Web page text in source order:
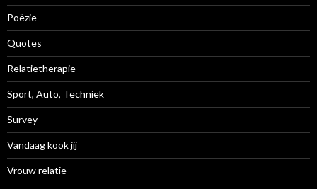
Poëzie
Quotes
Relatietherapie
Sport, Auto, Techniek
Survey
Vandaag kook jij
Vrouw relatie